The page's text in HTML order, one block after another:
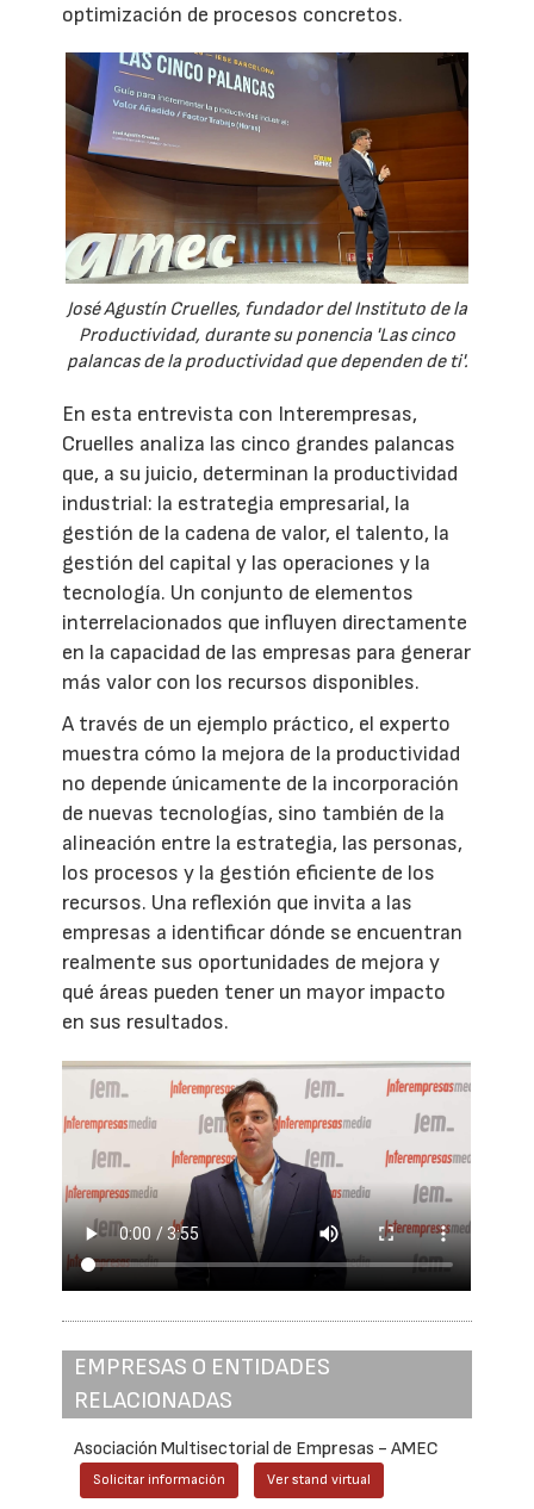
optimización de procesos concretos.
José Agustín Cruelles, fundador del Instituto de la
Productividad, durante su ponencia 'Las cinco
palancas de la productividad que dependen de ti'.
En esta entrevista con Interempresas,
Cruelles analiza las cinco grandes palancas
que, a su juicio, determinan la productividad
industrial: la estrategia empresarial, la
gestión de la cadena de valor, el talento, la
gestión del capital y las operaciones y la
tecnología. Un conjunto de elementos
interrelacionados que influyen directamente
en la capacidad de las empresas para generar
más valor con los recursos disponibles.
A través de un ejemplo práctico, el experto
muestra cómo la mejora de la productividad
no depende únicamente de la incorporación
de nuevas tecnologías, sino también de la
alineación entre la estrategia, las personas,
los procesos y la gestión eficiente de los
recursos. Una reflexión que invita a las
empresas a identificar dónde se encuentran
realmente sus oportunidades de mejora y
qué áreas pueden tener un mayor impacto
en sus resultados.
EMPRESAS O ENTIDADES
RELACIONADAS
Asociación Multisectorial de Empresas - AMEC
Solicitar información Ver stand virtual